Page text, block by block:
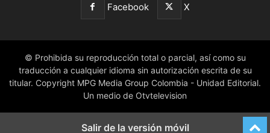
Facebook X
© Prohibida su reproducción total o parcial, así como su
traducción a cualquier idioma sin autorización escrita de su
titular. Copyright MPG Media Group Colombia - Unidad Editorial.
Un medio de Otvtelevision
Salir de la versión móvil